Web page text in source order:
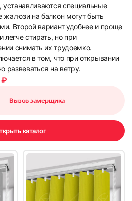
8
12
устанавливаются специальные
жалюзи на балкон могут быть
Второй вариант удобнее и проще
легче стирать, но при
снимать их трудоемко.
в том, что при открывании
развеваться на ветру.
₽
Вызов замерщика
каталог